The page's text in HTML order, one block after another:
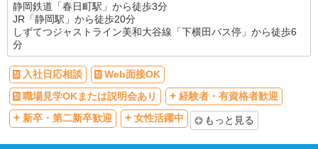
静岡鉄道「春日町駅」から徒歩3分
JR「静岡駅」から徒歩20分
しずてつジャストライン美和大谷線「下横田バス停」から徒歩6
分
入社日応相談
Web面接OK
職場見学OKまたは説明会あり
経験者・有資格者歓迎
新卒・第二新卒歓迎
女性活躍中 もっと見る